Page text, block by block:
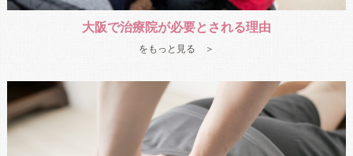
大阪で治療院が必要とされる理由
をもっと見る ＞